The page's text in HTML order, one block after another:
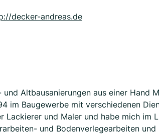
decker-andreas.de
und Altbausanierungen aus einer Hand
im Baugewerbe mit verschiedenen
Lackierer und Maler und habe mich im
und Bodenverlegearbeiten